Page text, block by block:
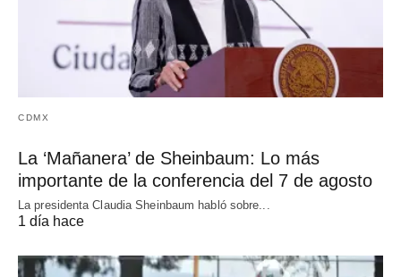
CDMX
La ‘Mañanera’ de Sheinbaum: Lo más
importante de la conferencia del 7 de agosto
La presidenta Claudia Sheinbaum habló sobre...
1 día hace